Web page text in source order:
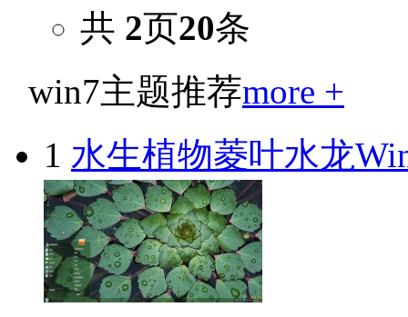
共 2页20条
win7主题推荐more +
1 水生植物菱叶水龙